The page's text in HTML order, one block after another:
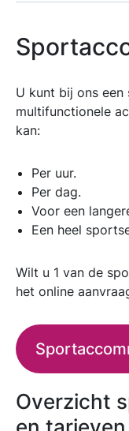
U kunt bij ons
multifunctionele
kan:
Per uur.
Per dag.
Voor een
Een heel
Wilt u 1 van de
het online
Overzicht